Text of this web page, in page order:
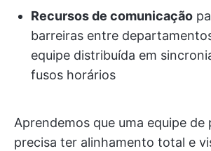
Recursos de comunicação
barreiras entre
equipe distribuída em
fusos horários
Aprendemos que uma equipe de
precisa ter alinhamento total e